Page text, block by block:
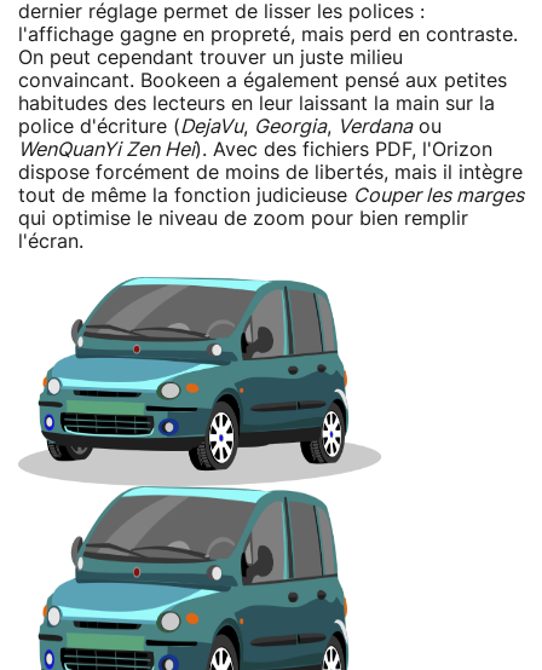
dernier réglage permet de lisser les polices :
l'affichage gagne en propreté, mais perd en contraste.
On peut cependant trouver un juste milieu
convaincant. Bookeen a également pensé aux petites
habitudes des lecteurs en leur laissant la main sur la
police d'écriture (DejaVu, Georgia, Verdanaou
WenQuanYi Zen Hei). Avec des fichiers PDF, l'Orizon
dispose forcément de moins de libertés, mais il intègre
tout de même la fonction judicieuse Couper les marges
qui optimise le niveau de zoom pour bien remplir
l'écran.